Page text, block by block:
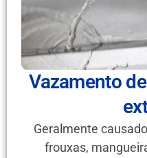
Vazamento
Geralmente
frouxas,